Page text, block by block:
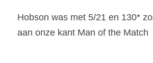
Hobson was met 5/21 en 130*
aan onze kant Man of the Match